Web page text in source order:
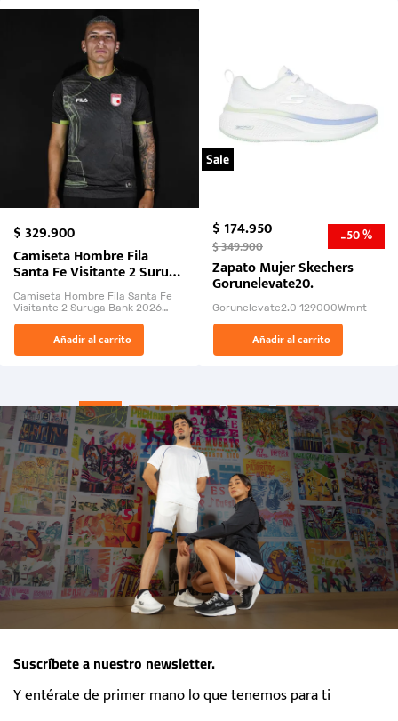
$329.900
Camiseta Hombre Fila
Santa Fe Visitante 2 Suruga
Bank 2026
Camiseta Hombre Fila Santa Fe
Visitante 2 Suruga Bank 2026
El Rugido del Sol Naciente:
“Primeros para la Et...
Añadir al carrito
Sale
$174.950
$349.900 -50 %
Zapato Mujer Skechers
Gorunelevate20.
Gorunelevate2.0 129000Wmnt
Añadir al carrito
Suscríbete a nuestro newsletter.
Y entérate de primer mano lo que tenemos para ti